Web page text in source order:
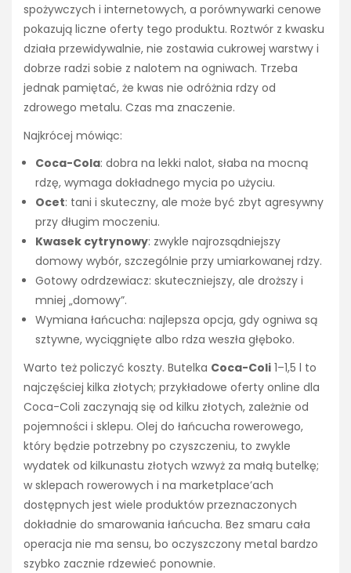
spożywczych i internetowych, a porównywarki cenowe
pokazują liczne oferty tego produktu. Roztwór z kwasku
działa przewidywalnie, nie zostawia cukrowej warstwy i
dobrze radzi sobie z nalotem na ogniwach. Trzeba
jednak pamiętać, że kwas nie odróżnia rdzy od
zdrowego metalu. Czas ma znaczenie.
Najkrócej mówiąc:
Coca-Cola: dobra na lekki nalot, słaba na mocną
rdzę, wymaga dokładnego mycia po użyciu.
Ocet: tani i skuteczny, ale może być zbyt agresywny
przy długim moczeniu.
Kwasek cytrynowy: zwykle najrozsądniejszy
domowy wybór, szczególnie przy umiarkowanej rdzy.
Gotowy odrdzewiacz: skuteczniejszy, ale droższy i
mniej „domowy”.
Wymiana łańcucha: najlepsza opcja, gdy ogniwa są
sztywne, wyciągnięte albo rdza weszła głęboko.
Warto też policzyć koszty. Butelka Coca-Coli 1–1,5 l to
najczęściej kilka złotych; przykładowe oferty online dla
Coca-Coli zaczynają się od kilku złotych, zależnie od
pojemności i sklepu. Olej do łańcucha rowerowego,
który będzie potrzebny po czyszczeniu, to zwykle
wydatek od kilkunastu złotych wzwyż za małą butelkę;
w sklepach rowerowych i na marketplace’ach
dostępnych jest wiele produktów przeznaczonych
dokładnie do smarowania łańcucha. Bez smaru cała
operacja nie ma sensu, bo oczyszczony metal bardzo
szybko zacznie rdzewieć ponownie.